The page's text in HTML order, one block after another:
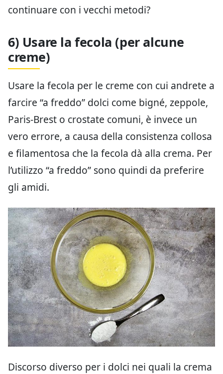
continuare con i vecchi metodi?
6) Usare la fecola (per alcune
creme)
Usare la fecola per le creme con cui andrete a
farcire “a freddo” dolci come bigné, zeppole,
Paris-Brest o crostate comuni, è invece un
vero errore, a causa della consistenza collosa
e filamentosa che la fecola dà alla crema. Per
l’utilizzo “a freddo” sono quindi da preferire
gli amidi.
Discorso diverso per i dolci nei quali la crema